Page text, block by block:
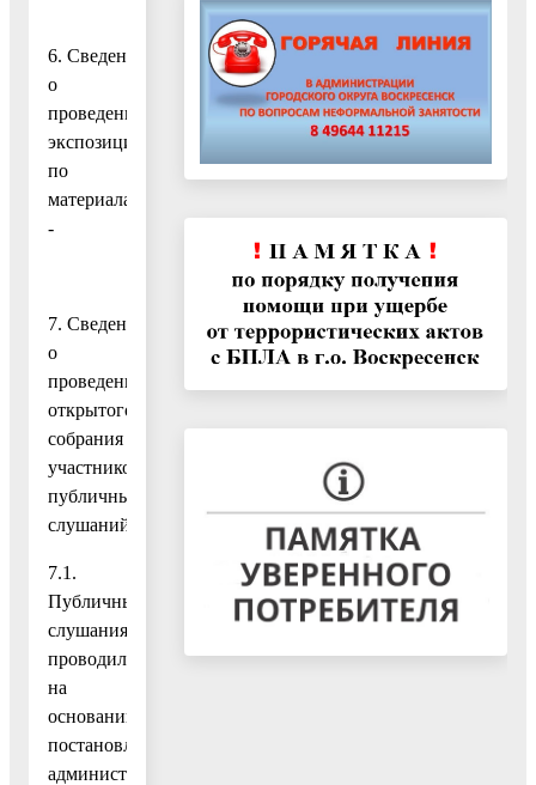
6. Сведения
о
проведении
экспозиции
по
материалам:
-
7. Сведения
о
проведении
открытого
собрания
участников
публичных
слушаний:
7.1.
Публичные
слушания
проводились
на
основании
постановления
администрации